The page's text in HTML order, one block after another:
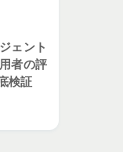
ェント
者の評
検証